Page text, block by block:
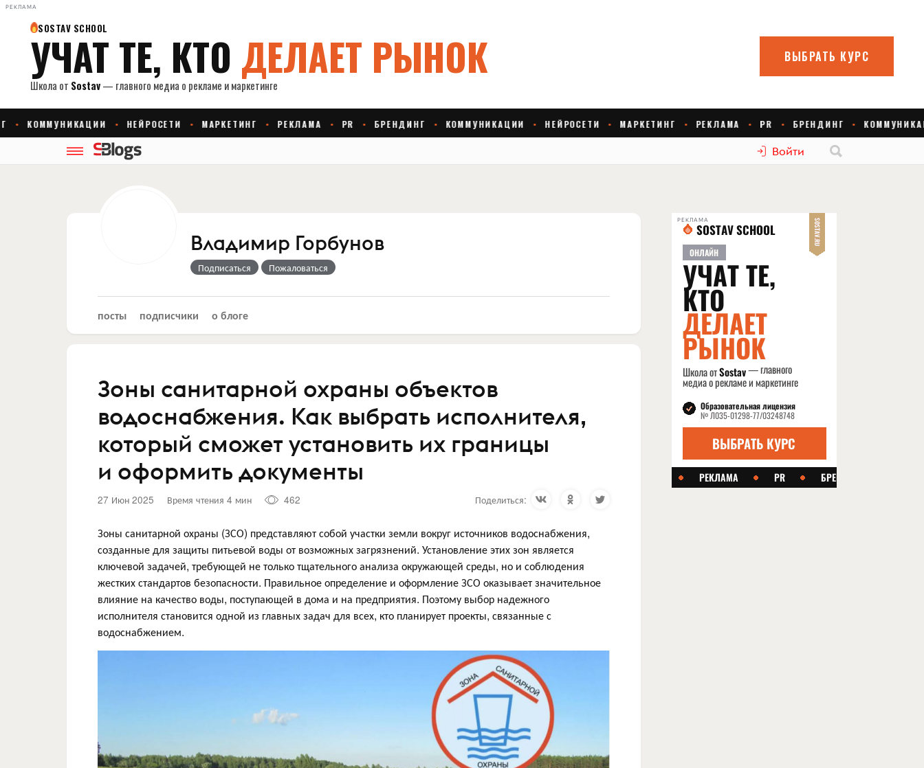
РЕКЛАМА
Войти
Владимир Горбунов
Подписаться Пожаловаться
посты подписчики о блоге
Зоны санитарной охраны объектов
водоснабжения. Как выбрать исполнителя,
который сможет установить их границы
и оформить документы
27 Июн 2025 Время чтения 4 мин 462 Поделиться:
Зоны санитарной охраны (ЗСО) представляют собой участки земли вокруг источников водоснабжения,
созданные для защиты питьевой воды от возможных загрязнений. Установление этих зон является
ключевой задачей, требующей не только тщательного анализа окружающей среды, но и соблюдения
жестких стандартов безопасности. Правильное определение и оформление ЗСО оказывает значительное
влияние на качество воды, поступающей в дома и на предприятия. Поэтому выбор надежного
исполнителя становится одной из главных задач для всех, кто планирует проекты, связанные с
водоснабжением.
РЕКЛАМА